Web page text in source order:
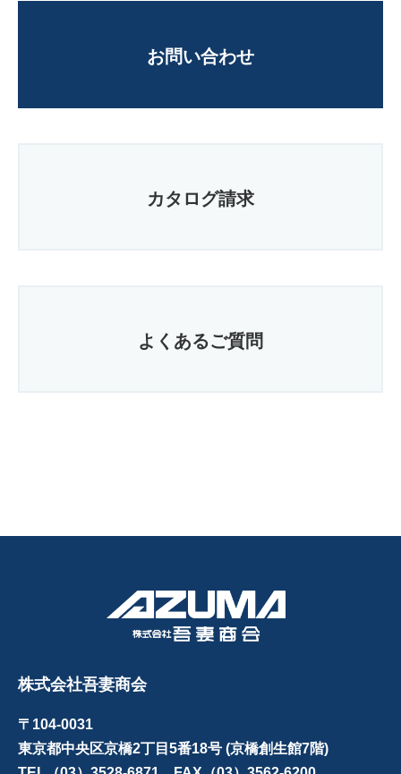
お問い合わせ
カタログ請求
よくあるご質問
株式会社吾妻商会
〒104-0031
東京都中央区京橋2丁目5番18号 (京橋創生館7階)